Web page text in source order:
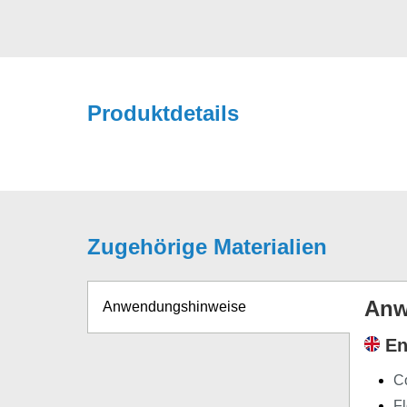
Produktdetails
Zugehörige Materialien
Anwendungshinweise